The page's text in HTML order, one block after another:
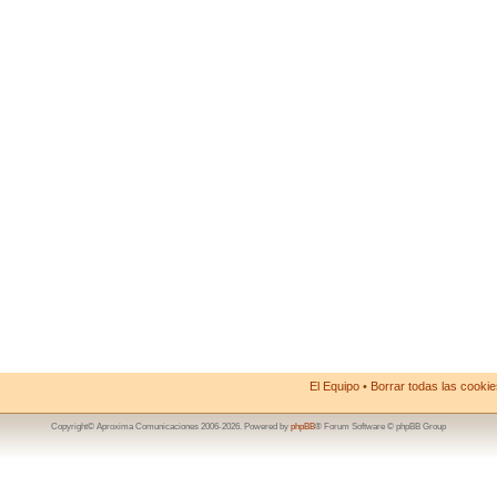
El Equipo • Borrar todas las
Copyright© Aproxima Comunicaciones 2006-2026. Powered by phpBB® Forum Software © phpBB Group